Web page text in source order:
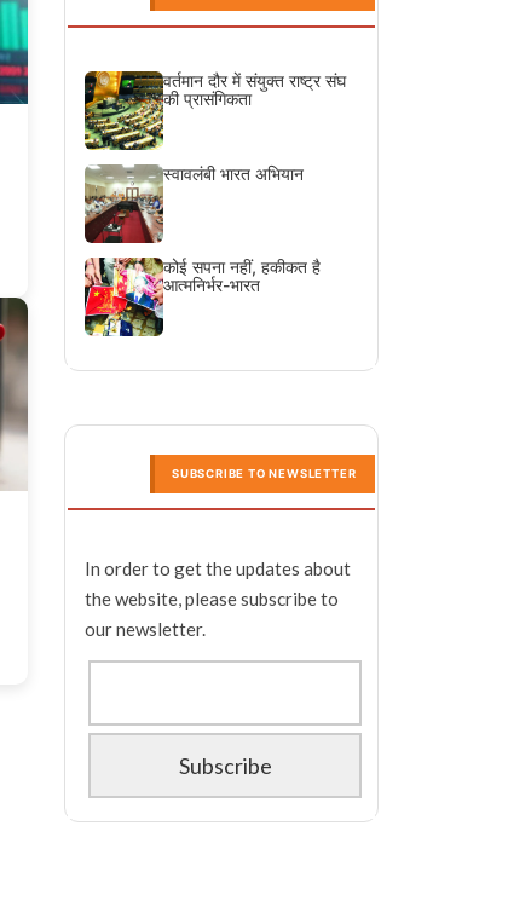
वर्तमान दौर में संयुक्त राष्ट्र संघ
की प्रासंगिकता
स्वावलंबी भारत अभियान
कोई सपना नहीं, हकीकत है
आत्मनिर्भर-भारत
SUBSCRIBE TO NEWSLETTER
In order to get the updates about
the website, please subscribe to
our newsletter.